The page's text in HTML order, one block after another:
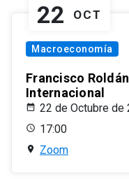
22 OCT
Macroeconomía
Francisco
Internacional
22 de Octubre de
17:00
Zoom